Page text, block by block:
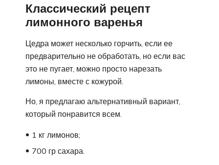
Классический рецепт
лимонного варенья
Цедра может несколько горчить, если ее
предварительно не обработать, но если вас
это не пугает, можно просто нарезать
лимоны, вместе с кожурой.
Но, я предлагаю альтернативный вариант,
который понравится всем.
1 кг лимонов;
700 гр сахара.